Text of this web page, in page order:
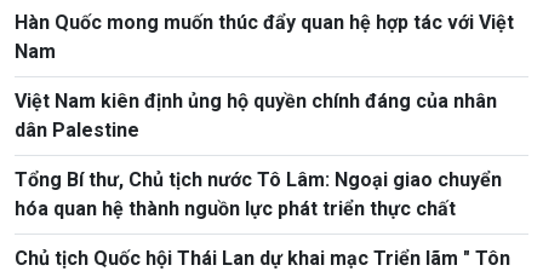
Hàn Quốc mong muốn thúc đẩy quan hệ hợp tác với Việt
Nam
Việt Nam kiên định ủng hộ quyền chính đáng của nhân
dân Palestine
Tổng Bí thư, Chủ tịch nước Tô Lâm: Ngoại giao chuyển
hóa quan hệ thành nguồn lực phát triển thực chất
Chủ tịch Quốc hội Thái Lan dự khai mạc Triển lãm " Tôn